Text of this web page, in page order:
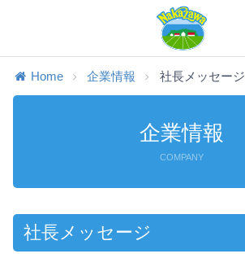
Home 企業情報 社長メッセージ
企業情報
COMPANY
社長メッセージ